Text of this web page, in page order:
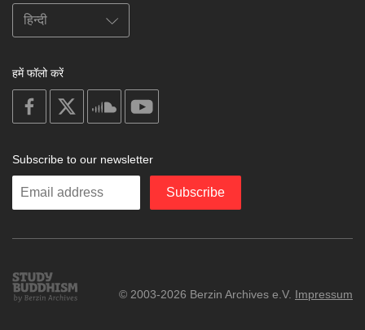
हमें फॉलो करें
on
facebook
soundcloud
Subscribe to our newsletter
Enter
Subscribe
Study
Buddhism
© 2003-2026 Berzin Archives e.V. Impressum